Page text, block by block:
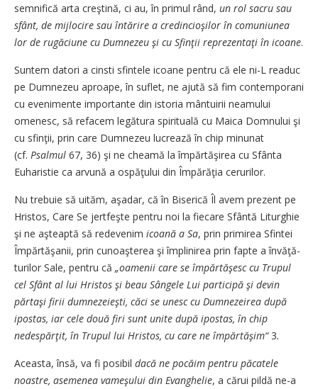
sem­nifică arta creştină, ci au, în primul rând, un rol sacru sau
sfânt, de mijlocire sau în­tă­ri­re a credincioşilor în comu­ni­u­­nea
lor de rugăciune cu Dum­nezeu şi cu Sfinţii reprezentaţi în icoane.
Suntem datori a cinsti sfin­te­­le icoane pentru că ele ni-L re­aduc
pe Dumnezeu aproape, în suflet, ne ajută să fim con­tem­­porani
cu evenimente im­por­­tante din istoria mântuirii nea­­mului
omenesc, să refacem le­­gătura spirituală cu Maica Dom­­nului şi
cu sfinţii, prin care Du­m­nezeu lucrează în chip mi­nu­­nat
(cf. Psalmul 67, 36) şi ne chea­mă la împărtăşirea cu Sfân­ta
Euharistie ca arvună a os­pă­ţu­lui din Împărăţia ceru­ri­lor.
Nu trebuie să uităm, aşadar, că în Biserică Îl avem prezent pe
Hristos, Care Se jertfeşte pen­tru noi la fiecare Sfântă Li­tur­ghie
şi ne aşteaptă să rede­ve­­nim icoa­nă a Sa, prin primi­rea Sfintei
Împărtăşanii, prin cu­noaşterea şi împlinirea prin fap­te a în­vă­ţă­
turilor Sale, pentru că „oamenii care se împăr­tă­şesc cu Trupul
cel Sfânt al lui Hris­tos şi beau Sângele Lui par­ticipă şi devin
părtaşi firii dum­nezeieşti, căci se unesc cu Dum­nezeirea după
ipostas, iar cele două firi sunt unite după i­pos­tas, în chip
nedespărţit, în Tru­pul lui Hris­tos, cu care ne îm­părtăşim“ 3.
Aceasta, însă, va fi posibil da­că ne pocăim pentru păca­te­le
noastre, asemenea vameş­u­lui din Evanghelie, a cărui pil­dă ne-a